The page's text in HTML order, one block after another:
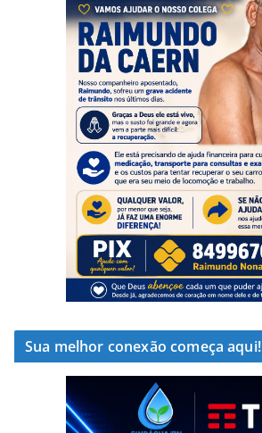
Sua melhor conexão começa aqui!